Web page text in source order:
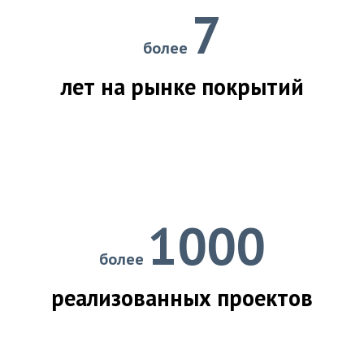
более 7
лет на рынке покрытий
более 1000
реализованных проектов